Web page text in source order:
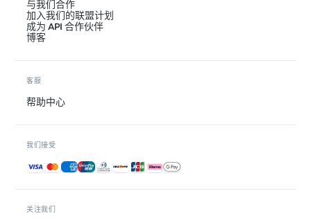
关注我们
与我们合作
加入我们的联盟计划
成为 API 合作伙伴
博客
客服
帮助中心
我们接受
接受的付款方式